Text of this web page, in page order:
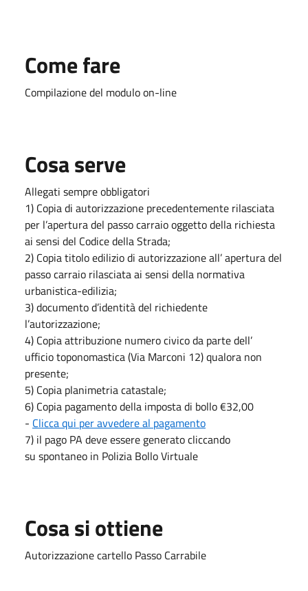
Come fare
Compilazione del modulo on-line
Cosa serve
Allegati sempre obbligatori
1) Copia di autorizzazione precedentemente rilasciata
per l’apertura del passo carraio oggetto della richiesta
ai sensi del Codice della Strada;
2) Copia titolo edilizio di autorizzazione all’ apertura del
passo carraio rilasciata ai sensi della normativa
urbanistica-edilizia;
3) documento d’identità del richiedente
l’autorizzazione;
4) Copia attribuzione numero civico da parte dell’
ufficio toponomastica (Via Marconi 12) qualora non
presente;
5) Copia planimetria catastale;
6) Copia pagamento della imposta di bollo €32,00
- Clicca qui per avvedere al pagamento
7) il pago PA deve essere generato cliccando
su spontaneo in Polizia Bollo Virtuale
Cosa si ottiene
Autorizzazione cartello Passo Carrabile